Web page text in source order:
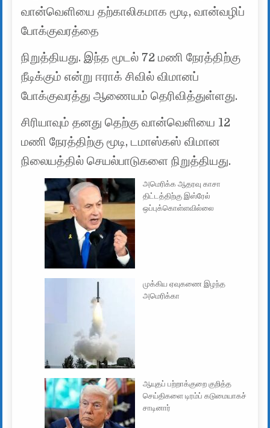
வான்வெளியை தற்காலிகமாக மூடி, வான்வழிப்
போக்குவரத்தை
நிறுத்தியது. இந்த மூடல் 72 மணி நேரத்திற்கு
நீடிக்கும் என்று ஈராக் சிவில் விமானப்
போக்குவரத்து ஆணையம் தெரிவித்துள்ளது.
சிரியாவும் தனது தெற்கு வான்வெளியை 12
மணி நேரத்திற்கு மூடி, டமாஸ்கஸ் விமான
நிலையத்தில் செயல்பாடுகளை நிறுத்தியது.
அமெரிக்க ஆதரவு காசா
திட்டத்திற்கு இஸ்ரேல்
ஒப்புக்கொள்ளவில்லை
முக்கிய ஏவுகணை இழந்த
அமெரிக்கா
ஆயுதப் பற்றாக்குறை குறித்த
செய்திகளை டிரம்ப் கடுமையாகச்
சாடினார்